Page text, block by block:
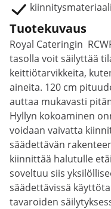
kiinnitysmateriaali
Tuotekuvaus
Royal Cateringin
tasolla voit säilyttää
keittiötarvikkeita,
aineita. 120 cm
auttaa mukavasti
Hyllyn kokoaminen
voidaan vaivatta
säädettävän
kiinnittää halutulle
soveltuu siis
säädettävissä
tavaroiden